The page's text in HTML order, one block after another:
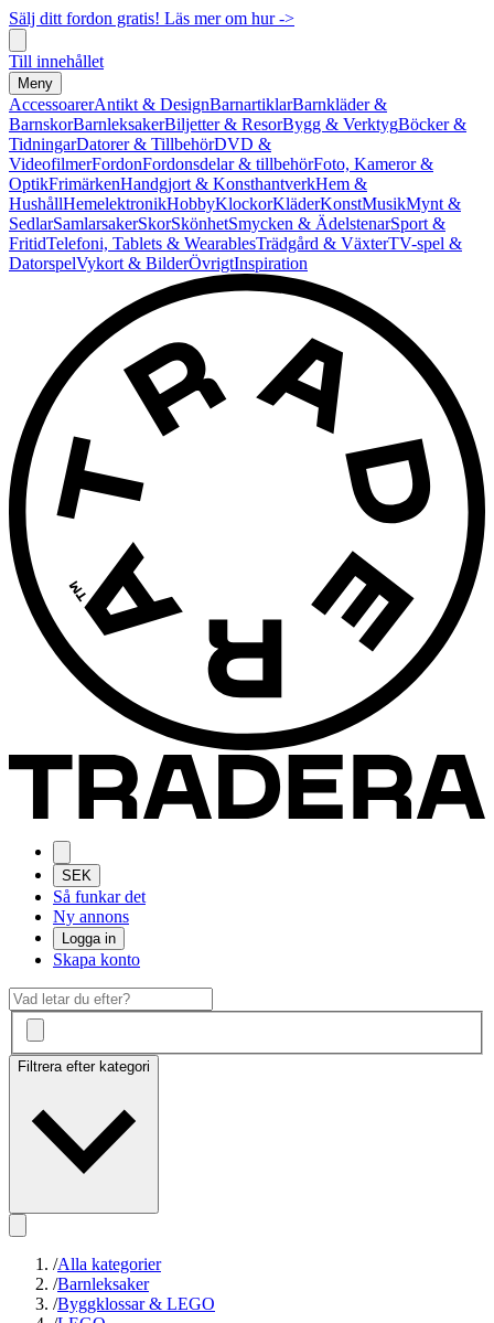
Sälj ditt fordon gratis! Läs mer om hur ->
Till innehållet
Meny
AccessoarerAntikt & DesignBarnartiklarBarnkläder &
BarnskorBarnleksakerBiljetter & ResorBygg & VerktygBöcker &
TidningarDatorer & TillbehörDVD &
VideofilmerFordonFordonsdelar & tillbehörFoto, Kameror &
OptikFrimärkenHandgjort & KonsthantverkHem &
HushållHemelektronikHobbyKlockorKläderKonstMusikMynt &
SedlarSamlarsakerSkorSkönhetSmycken & ÄdelstenarSport &
FritidTelefoni, Tablets & WearablesTrädgård & VäxterTV-spel &
DatorspelVykort & BilderÖvrigtInspiration
SEK
Så funkar det
Ny annons
Logga in
Skapa konto
Filtrera efter kategori
/Alla kategorier
/Barnleksaker
/Byggklossar & LEGO